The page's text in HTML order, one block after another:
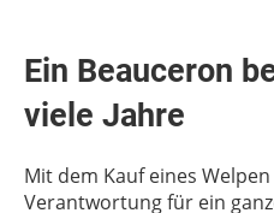
Ein Beauceron
viele Jahre
Mit dem Kauf eines
Verantwortung für ein